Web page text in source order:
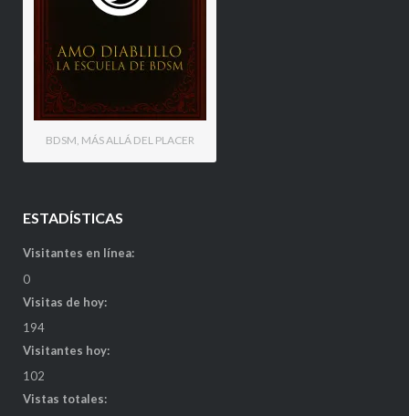
BDSM, MÁS ALLÁ DEL PLACER
ESTADÍSTICAS
Visitantes en línea:
0
Visitas de hoy:
194
Visitantes hoy:
102
Vistas totales: